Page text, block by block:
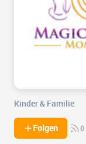
Kinder & Familie
Folgen 0